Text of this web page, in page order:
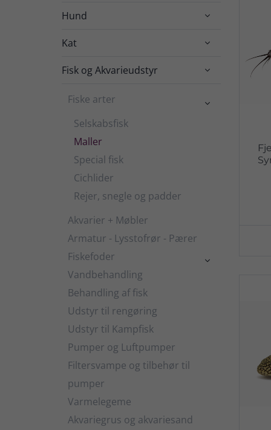
Hund 
Kat 
Fisk og Akvarieudstyr 
Fiske arter 
Selskabsfisk
Maller
Special fisk
Cichlider
Rejer, snegle og padder
Akvarier + Møbler
Armatur - Lysstofrør - Pærer
Fiskefoder

Vandbehandling
Behandling af fisk
Udstyr til rengøring
Udstyr til Kampfisk
Pumper og Luftpumper
Filtersvampe og tilbehør til
pumper
Varmelegeme
Akvariegrus og akvariesand